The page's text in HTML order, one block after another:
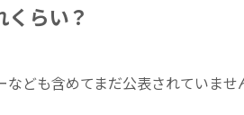
らい？
ども含めてまだ公表されていませ